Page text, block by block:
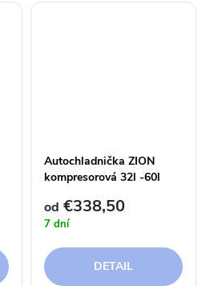
chladením.Tento chladiaci
Autochladnička ZION
kompresorová 32l -60l
od €338,50
7 dní
DETAIL